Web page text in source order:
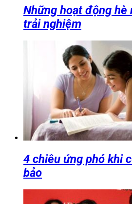
Những hoạt động hè
trải nghiệm
4 chiêu ứng phó khi
bảo